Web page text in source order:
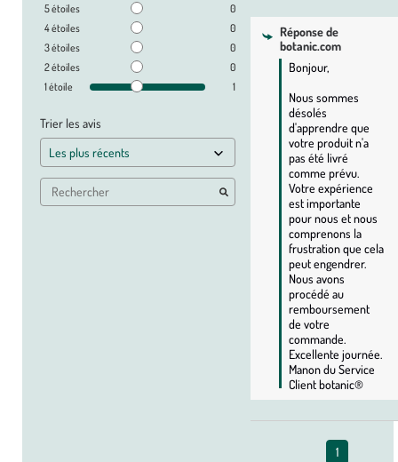
5étoiles
0
4étoiles
0
3étoiles
0
2étoiles
0
1étoile 1
Trier les avis
Réponse de
botanic.com
Bonjour,
Nous sommes
désolés
d'apprendre que
votre produit n'a
pas été livré
comme prévu.
Votre expérience
est importante
pour nous et nous
comprenons la
frustration que cela
peut engendrer.
Nous avons
procédé au
remboursement
de votre
commande.
Excellente journée.
Manon du Service
Client botanic®
1